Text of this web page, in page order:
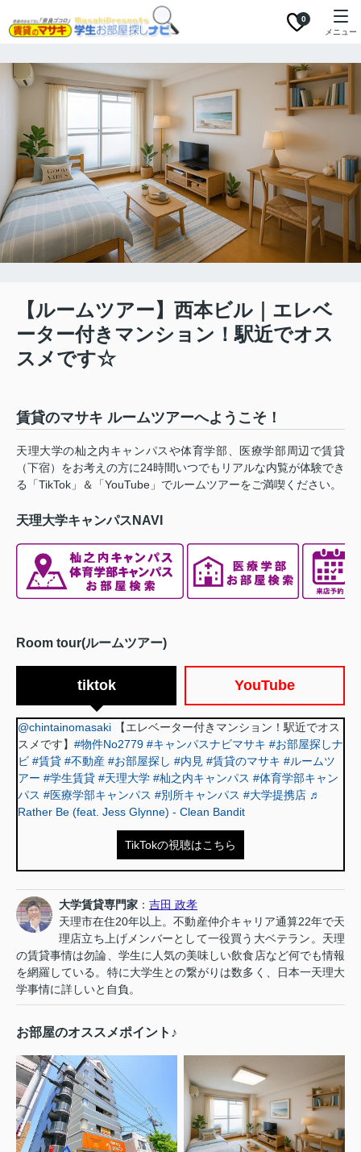
0
メニュー
【ルームツアー】西本ビル｜エレベ
ーター付きマンション！駅近でオス
スメです☆
賃貸のマサキ ルームツアーへようこそ！
天理大学の杣之内キャンパスや体育学部、医療学部周辺で賃貸
（下宿）をお考えの方に24時間いつでもリアルな内覧が体験でき
る「TikTok」＆「YouTube」でルームツアーをご満喫ください。
天理大学キャンパスNAVI
Room tour(ルームツアー)
tiktok YouTube
@chintainomasaki 【エレベーター付きマンション！駅近でオス
スメです】 #物件No2779 #キャンパスナビマサキ #お部屋探しナ
ビ #賃貸 #不動産 #お部屋探し #内見 #賃貸のマサキ #ルームツ
アー #学生賃貸 #天理大学 #杣之内キャンパス #体育学部キャン
パス #医療学部キャンパス #別所キャンパス #大学提携店 ♬
Rather Be (feat. Jess Glynne) - Clean Bandit
TikTokの視聴はこちら
大学賃貸専門家 ：吉田 政孝
天理市在住20年以上。不動産仲介キャリア通算22年で天
理店立ち上げメンバーとして一役買う大ベテラン。天理
の賃貸事情は勿論、学生に人気の美味しい飲食店など何でも情報
を網羅している。特に大学生との繋がりは数多く、日本一天理大
学事情に詳しいと自負。
お部屋のオススメポイント♪